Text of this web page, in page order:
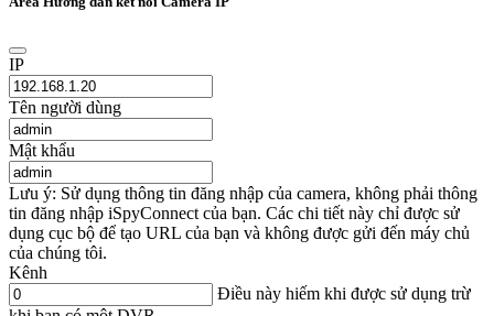
IP
Tên người dùng
Mật khẩu
Lưu ý: Sử dụng thông tin đăng nhập của camera, không phải thông
tin đăng nhập iSpyConnect của bạn. Các chi tiết này chỉ được sử
dụng cục bộ để tạo URL của bạn và không được gửi đến máy chủ
của chúng tôi.
Kênh
Điều này hiếm khi được sử dụng trừ